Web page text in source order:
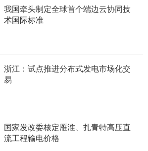
我国牵头制定全球首个端边云协同技
术国际标准
浙江：试点推进分布式发电市场化交
易
国家发改委核定雁淮、扎青特高压直
流工程输电价格